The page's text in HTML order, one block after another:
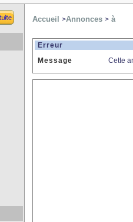
Accueil >Annonces >à
Erreur
Message
Cette